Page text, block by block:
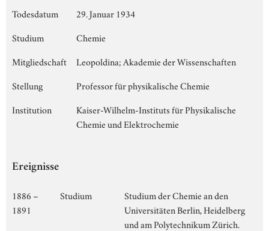
Todesdatum
29. Januar 1934
Studium
Chemie
Mitgliedschaft
Leopoldina; Akademie der Wissenschaften
Stellung
Professor für physikalische Chemie
Institution
Kaiser-Wilhelm-Instituts für Physikalische
Chemie und Elektrochemie
Ereignisse
1886 –
1891
Studium
Studium der Chemie an den
Universitäten Berlin, Heidelberg
und am Polytechnikum Zürich.